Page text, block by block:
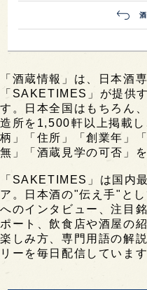
「酒蔵情報」は、日本酒
「SAKETIMES」が提供
す。日本全国はもちろん
造所を1,500軒以上掲載
柄」「住所」「創業年」
無」「酒蔵見学の可否」
「SAKETIMES」は国内
ア。日本酒の"伝え手"と
へのインタビュー、注目
ポート、飲食店や酒屋の
楽しみ方、専門用語の解
リーを毎日配信しています